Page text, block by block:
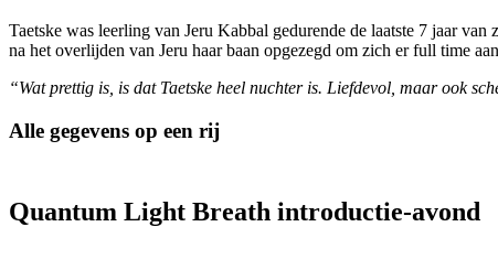
Taetske was leerling van Jeru Kabbal gedurende de laatste 7 jaar
na het overlijden van Jeru haar baan opgezegd om zich er full time
“Wat prettig is, is dat Taetske heel nuchter is. Liefdevol, maar ook
Alle gegevens op een rij
Quantum Light Breath introductie-avond